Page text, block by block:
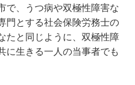
で、うつ病や双極性障害な
門とする社会保険労務士の
たと同じように、双極性障
に生きる一人の当事者でも